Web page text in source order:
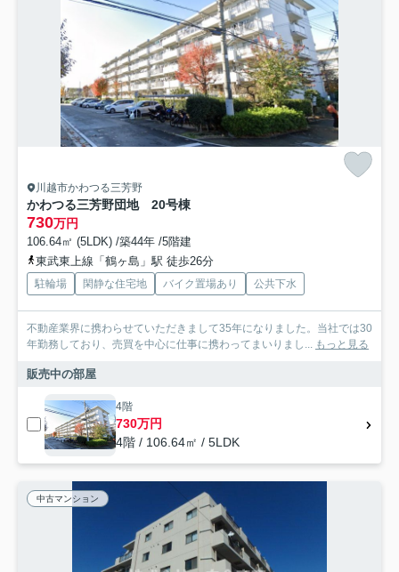
川越市かわつる三芳野
かわつる三芳野団地 20号棟
730万円
106.64㎡ (5LDK) /築44年 /5階建
東武東上線「鶴ヶ島」駅 徒歩26分
駐輪場 閑静な住宅地 バイク置場あり 公共下水
不動産業界に携わらせていただきまして35年になりました。当社では30
年勤務しており、売買を中心に仕事に携わってまいりまし... もっと見る
販売中の部屋
4階
730万円
4階 / 106.64㎡ / 5LDK
中古マンション